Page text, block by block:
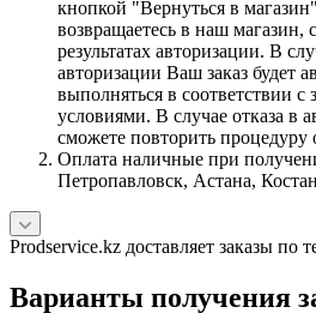
кнопкой "Вернуться в
возвращаетесь в наш магазин,
результатах авторизации. В
авторизации Ваш заказ будет
выполняться в соответствии
условиями. В случае отказа в
сможете повторить процедуру
Оплата наличные при
Петропавловск, Астана,
Prodservice.kz доставляет заказы по
Варианты получения